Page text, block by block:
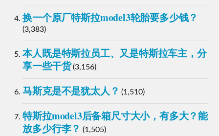
换一个原厂特斯拉model3轮胎要多少钱？
(3,383)
本人既是特斯拉员工、又是特斯拉车主，分
享一些干货 (3,156)
马斯克是不是犹太人？ (1,510)
特斯拉model3后备箱尺寸大小，有多大？能
放多少行李？ (1,505)